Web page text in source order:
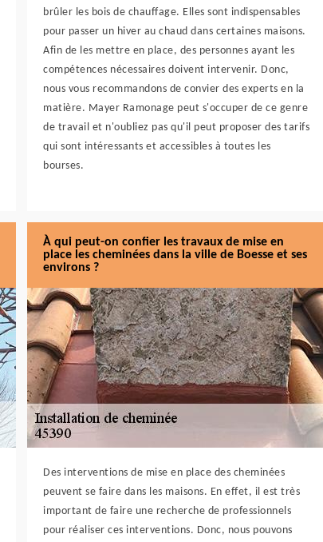
brûler les bois de chauffage. Elles sont indispensables
pour passer un hiver au chaud dans certaines maisons.
Afin de les mettre en place, des personnes ayant les
compétences nécessaires doivent intervenir. Donc,
nous vous recommandons de convier des experts en la
matière. Mayer Ramonage peut s'occuper de ce genre
de travail et n'oubliez pas qu'il peut proposer des tarifs
qui sont intéressants et accessibles à toutes les
bourses.
À qui peut-on confier les travaux de mise en
place les cheminées dans la ville de Boesse et ses
environs ?
Des interventions de mise en place des cheminées
peuvent se faire dans les maisons. En effet, il est très
important de faire une recherche de professionnels
pour réaliser ces interventions. Donc, nous pouvons